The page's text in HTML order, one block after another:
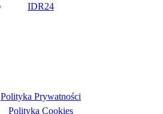
IDR24
Polityka Prywatności
Polityka Cookies